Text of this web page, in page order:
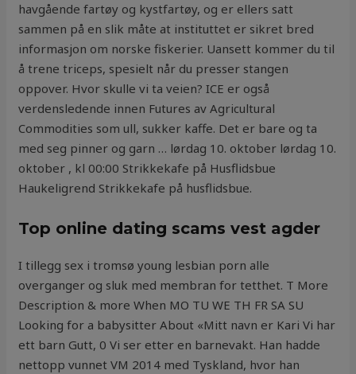
havgående fartøy og kystfartøy, og er ellers satt
sammen på en slik måte at instituttet er sikret bred
informasjon om norske fiskerier. Uansett kommer du til
å trene triceps, spesielt når du presser stangen
oppover. Hvor skulle vi ta veien? ICE er også
verdensledende innen Futures av Agricultural
Commodities som ull, sukker kaffe. Det er bare og ta
med seg pinner og garn … lørdag 10. oktober lørdag 10.
oktober , kl 00:00 Strikkekafe på Husflidsbue
Haukeligrend Strikkekafe på husflidsbue.
Top online dating scams vest agder
I tillegg sex i tromsø young lesbian porn alle
overganger og sluk med membran for tetthet. T More
Description & more When MO TU WE TH FR SA SU
Looking for a babysitter About «Mitt navn er Kari Vi har
ett barn Gutt, 0 Vi ser etter en barnevakt. Han hadde
nettopp vunnet VM 2014 med Tyskland, hvor han